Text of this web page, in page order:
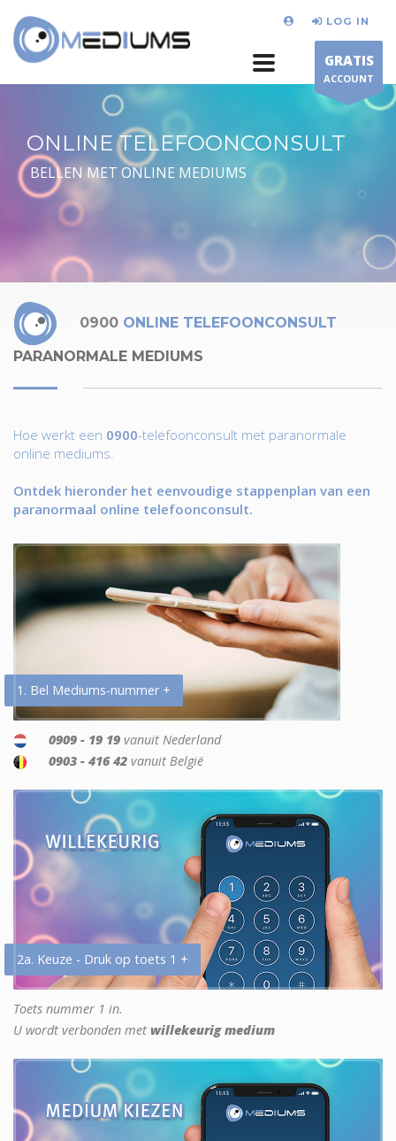
LOG IN
GRATIS
ACCOUNT
ONLINE TELEFOONCONSULT
BELLEN MET ONLINE MEDIUMS
0900 ONLINE TELEFOONCONSULT
PARANORMALE MEDIUMS
Hoe werkt een 0900-telefoonconsult met paranormale
online mediums.
Ontdek hieronder het eenvoudige stappenplan van een
paranormaal online telefoonconsult.
1. Bel Mediums-nummer +
0909 - 19 19 vanuit Nederland
0903 - 416 42 vanuit België
2a. Keuze - Druk op toets 1 +
Toets nummer 1 in.
U wordt verbonden met willekeurig medium